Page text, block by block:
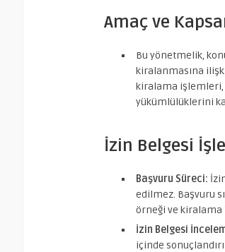
Amaç ve
Bu yönetmelik,
kiralanmasına
kiralama işlemleri,
yükümlülüklerini
İzin Belgesi
Başvuru Süreci:
edilmez. Başvuru
örneği ve kiralama
İzin Belgesi
içinde